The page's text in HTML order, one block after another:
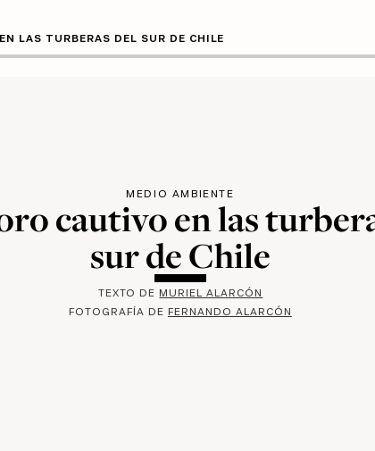
LAS TURBERAS DEL SUR DE CHILE
MEDIO AMBIENTE
cautivo en las
sur de Chile
TEXTO DE MURIEL ALARCÓN
FOTOGRAFÍA DE FERNANDO ALARCÓN